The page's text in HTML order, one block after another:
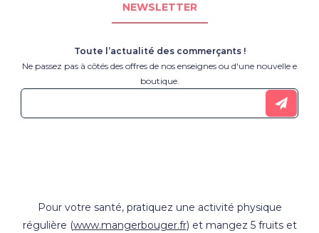
NEWSLETTER
Toute l’actualité des commerçants !
Ne passez pas à côtés des offres de nos enseignes ou d'une nouvelle e
boutique.
Pour votre santé, pratiquez une activité physique
régulière (www.mangerbouger.fr) et mangez 5 fruits et